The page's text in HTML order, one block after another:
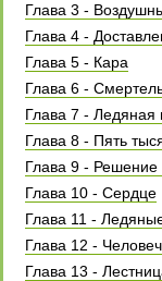
Глава 3 -
Глава 4 -
Глава 5 - Кара
Глава 6 -
Глава 7 - Ледяная
Глава 8 - Пять
Глава 9 -
Глава 10 - Сердце
Глава 11 -
Глава 12 -
Глава 13 -